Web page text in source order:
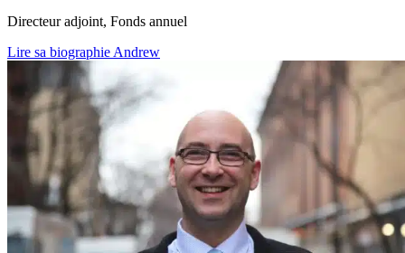
Directeur adjoint, Fonds annuel
Lire sa biographie Andrew